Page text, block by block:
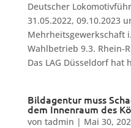
Deutscher
31.05.2022, 09.10.2023
Mehrheitsgewerkschaft
Wahlbetrieb 9.3. Rhein-
Das LAG Düsseldorf hat
Bildagentur muss
dem Innenraum des
von tadmin | Mai 30,